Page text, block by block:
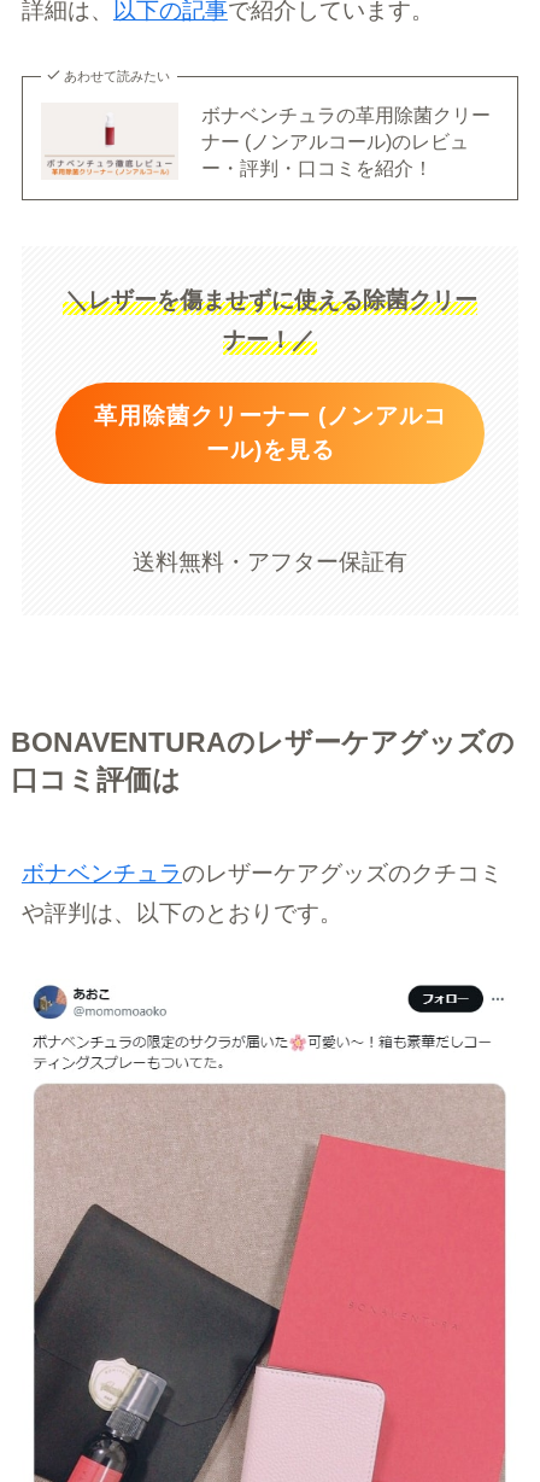
詳細は、 以下の記事で紹介しています。
あわせて読みたい
ボナベンチュラの革用除菌クリー
ナー (ノンアルコール)のレビュ
ー・評判・口コミを紹介！
＼レザーを傷ませずに使える除菌クリー
ナー！／
革用除菌クリーナー (ノンアルコ
ール)を見る
送料無料・アフター保証有
BONAVENTURAのレザーケアグッズの
口コミ評価は
ボナベンチュラのレザーケアグッズのクチコミ
や評判は、以下のとおりです。